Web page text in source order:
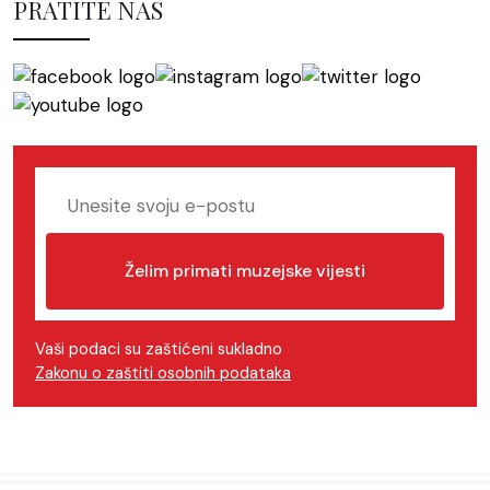
PRATITE NAS
Želim primati muzejske vijesti
Vaši podaci su zaštićeni sukladno
Zakonu o zaštiti osobnih podataka